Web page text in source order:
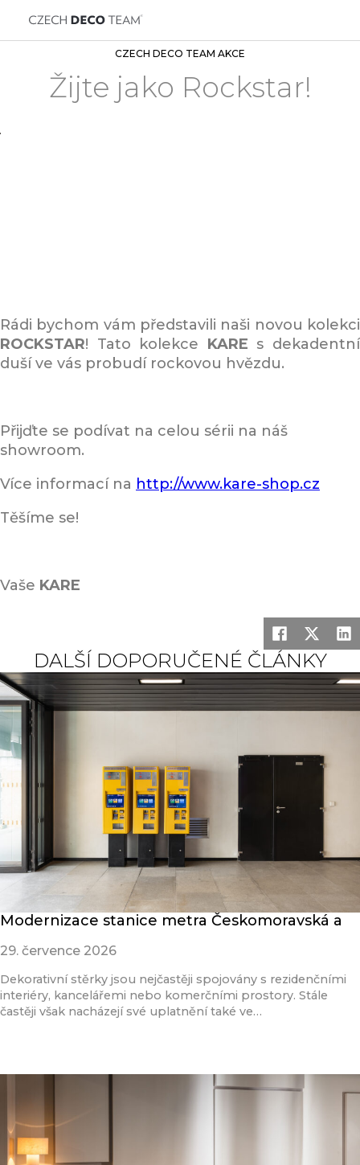
CZECH DECO TEAM AKCE
Žijte jako Rockstar!
Rádi bychom vám představili naši novou kolekci
ROCKSTAR! Tato kolekce KARE s dekadentní
duší ve vás probudí rockovou hvězdu.
Přijďte se podívat na celou sérii na náš
showroom.
Více informací na http://www.kare-shop.cz
Těšíme se!
Vaše KARE
DALŠÍ DOPORUČENÉ ČLÁNKY
Modernizace stanice metra Českomoravská a
29. července 2026
Dekorativní stěrky jsou nejčastěji spojovány s rezidenčními
interiéry, kancelářemi nebo komerčními prostory. Stále
častěji však nacházejí své uplatnění také ve…